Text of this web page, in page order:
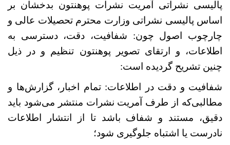
پالیسی نشراتی آمریت نشرات پوهنتون بدخشان بر
اساس پالیسی نشراتی وزارت محترم تحصیلات عالی و
چارچوب اصول چون: شفافیت، دقت، دسترسی به
اطلاعات، و ارتقای تصویر پوهنتون تنظیم و در ذیل
چنین تشریح گردیده است:
شفافیت و دقت در اطلاعات: تمام اخبار، گزارش‌ها و
مطالبی‌که از طرف آمریت نشرات منتشر می‌شود باید
دقیق، مستند و شفاف باشد تا از انتشار اطلاعات
نادرست یا اشتباه جلوگیری شود؛